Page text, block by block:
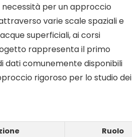
per un approccio
varie scale spaziali e
superficiali, ai corsi
rappresenta il primo
dati comunemente disponibili
rigoroso per lo studio dei
Ruolo